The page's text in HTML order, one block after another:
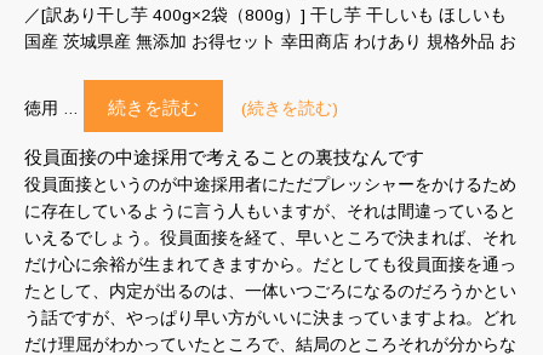
／[訳あり干し芋 400g×2袋（800g）] 干し芋 干しいも ほしいも
国産 茨城県産 無添加 お得セット 幸田商店 わけあり 規格外品 お
徳用 … 続きを読む (続きを読む)
役員面接の中途採用で考えることの裏技なんです
役員面接というのが中途採用者にただプレッシャーをかけるため
に存在しているように言う人もいますが、それは間違っていると
いえるでしょう。役員面接を経て、早いところで決まれば、それ
だけ心に余裕が生まれてきますから。だとしても役員面接を通っ
たとして、内定が出るのは、一体いつごろになるのだろうかとい
う話ですが、やっぱり早い方がいいに決まっていますよね。どれ
だけ理屈がわかっていたところで、結局のところそれが分からな